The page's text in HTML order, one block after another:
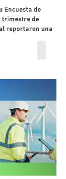
Encuesta de
trimestre de
reportaron una